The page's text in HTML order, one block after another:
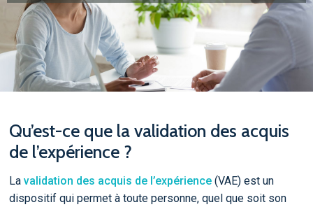
Qu’est-ce que la validation des acquis
de l’expérience ?
La validation des acquis de l’expérience(VAE) est un
dispositif qui permet à toute personne, quel que soit son